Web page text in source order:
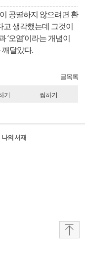
공멸하지 않으려면 환
고 생각했는데 그것이
‘오염’이라는 개념이
깨달았다.
글목록
기 찜하기
나의 서재